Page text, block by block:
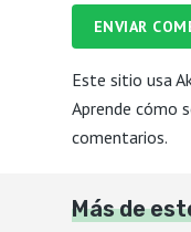
ENVIAR
Este sitio usa
Aprende cómo
comentarios.
Más de